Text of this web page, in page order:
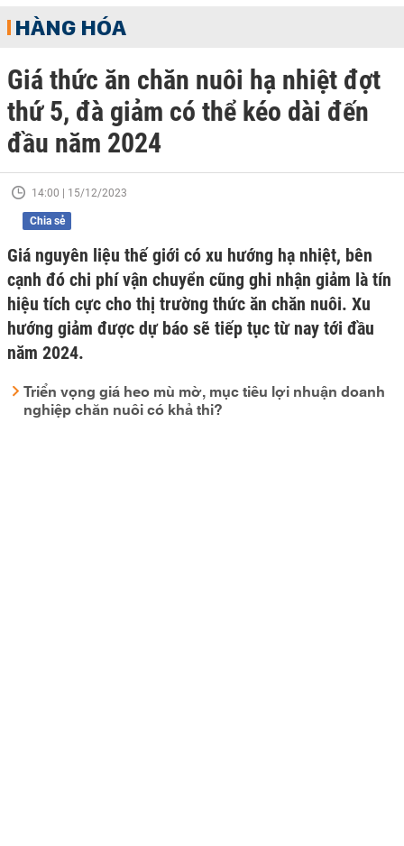
HÀNG HÓA
Giá thức ăn chăn nuôi hạ nhiệt đợt
thứ 5, đà giảm có thể kéo dài đến
đầu năm 2024
14:00 | 15/12/2023
Chia sẻ
Giá nguyên liệu thế giới có xu hướng hạ nhiệt, bên
cạnh đó chi phí vận chuyển cũng ghi nhận giảm là tín
hiệu tích cực cho thị trường thức ăn chăn nuôi. Xu
hướng giảm được dự báo sẽ tiếp tục từ nay tới đầu
năm 2024.
Triển vọng giá heo mù mờ, mục tiêu lợi nhuận doanh
nghiệp chăn nuôi có khả thi?